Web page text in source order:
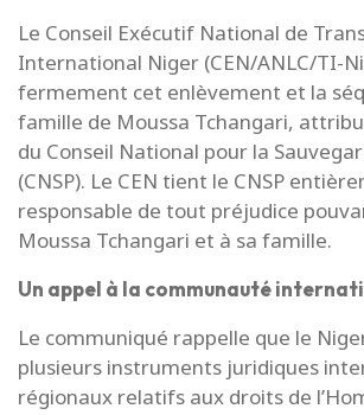
Le Conseil Exécutif National de
International Niger (CEN/ANLC/TI-
fermement cet enlèvement et la
famille de Moussa Tchangari,
du Conseil National pour la
(CNSP). Le CEN tient le CNSP
responsable de tout préjudice
Moussa Tchangari et à sa famille.
Un appel à la communauté
Le communiqué rappelle que le
plusieurs instruments juridiques
régionaux relatifs aux droits de